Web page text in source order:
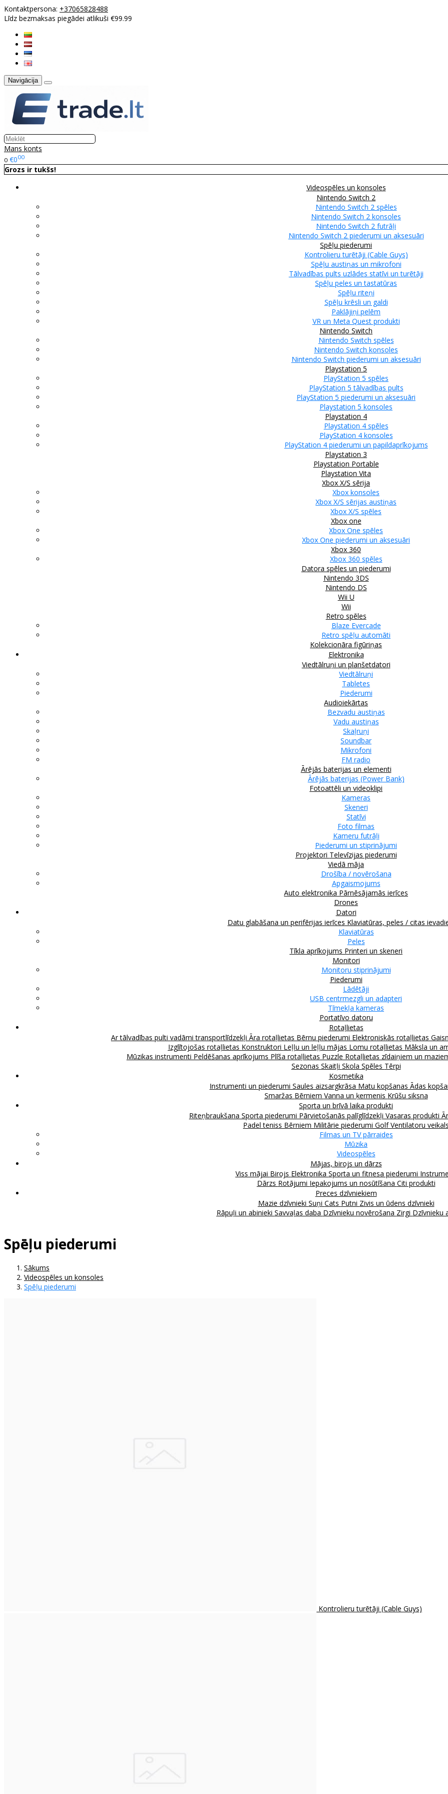
Kontaktpersona: +37065828488
Līdz bezmaksas piegādei atlikuši €99.99
Navigācija
Mans konts
0 €000
Grozs ir tukšs!
Videospēles un konsoles
Nintendo Switch 2
Nintendo Switch 2 spēles
Nintendo Switch 2 konsoles
Nintendo Switch 2 futrāļi
Nintendo Switch 2 piederumi un aksesuāri
Spēļu piederumi
Kontrolieru turētāji (Cable Guys)
Spēļu austiņas un mikrofoni
Tālvadības pults uzlādes statīvi un turētāji
Spēļu peles un tastatūras
Spēļu riteņi
Spēļu krēsli un galdi
Paklājiņi pelēm
VR un Meta Quest produkti
Nintendo Switch
Nintendo Switch spēles
Nintendo Switch konsoles
Nintendo Switch piederumi un aksesuāri
Playstation 5
PlayStation 5 spēles
PlayStation 5 tālvadības pults
PlayStation 5 piederumi un aksesuāri
Playstation 5 konsoles
Playstation 4
Playstation 4 spēles
PlayStation 4 konsoles
PlayStation 4 piederumi un papildaprīkojums
Playstation 3
Playstation Portable
Playstation Vita
Xbox X/S sērija
Xbox konsoles
Xbox X/S sērijas austiņas
Xbox X/S spēles
Xbox one
Xbox One spēles
Xbox One piederumi un aksesuāri
Xbox 360
Xbox 360 spēles
Datora spēles un piederumi
Nintendo 3DS
Nintendo DS
Wii U
Wii
Retro spēles
Blaze Evercade
Retro spēļu automāti
Kolekcionāra figūriņas
Elektronika
Viedtālruņi un planšetdatori
Viedtālruņi
Tabletes
Piederumi
Audioiekārtas
Bezvadu austiņas
Vadu austiņas
Skaļruņi
Soundbar
Mikrofoni
FM radio
Ārējās baterijas un elementi
Ārējās baterijas (Power Bank)
Fotoattēli un videoklipi
Kameras
Skeneri
Statīvi
Foto filmas
Kameru futrāļi
Piederumi un stiprinājumi
Projektori Televīzijas piederumi
Viedā māja
Drošība / novērošana
Apgaismojums
Auto elektronika Pārnēsājamās ierīces
Drones
Datori
Datu glabāšana un perifērijas ierīces Klaviatūras, peles / citas
Klaviatūras
Peles
Tīkla aprīkojums Printeri un skeneri
Monitori
Monitoru stiprinājumi
Piederumi
Lādētāji
USB centrmezgli un adapteri
Tīmekļa kameras
Portatīvo datoru
Rotaļlietas
Ar tālvadības pulti vadāmi transportlīdzekļi Āra rotaļlietas Bērnu piederumi Elektroniskās rotaļlietas
Izglītojošas rotaļlietas Konstruktori Leļļu un leļļu mājas Lomu rotaļlietas Māksla un
Mūzikas instrumenti Peldēšanas aprīkojums Plīša rotaļlietas Puzzle Rotaļlietas zīdaiņiem un
Sezonas Skaitļi Skola Spēles Tērpi
Kosmetika
Instrumenti un piederumi Saules aizsargkrāsa Matu kopšanas Ādas
Smaržas Bērniem Vanna un ķermenis Krūšu siksna
Sporta un brīvā laika produkti
Riteņbraukšana Sporta piederumi Pārvietošanās palīglīdzekļi Vasaras produkti
Padel teniss Bērniem Militārie piederumi GolfVentilatoru veikals
Filmas un TV pārraides
Mūzika
Videospēles
Mājas, birojs un dārzs
Viss mājai Birojs Elektronika Sporta un fitnesa piederumi
Dārzs Rotājumi Iepakojums un nosūtīšana Citi produkti
Preces dzīvniekiem
Mazie dzīvnieki Suņi Cats Putni Zivis un ūdens dzīvnieki
Rāpuļi un abinieki Savvaļas daba Dzīvnieku novērošana Zirgi Dzīvnieku
Spēļu piederumi
Sākums
Videospēles un konsoles
Spēļu piederumi
Kontrolieru turētāji (Cable Guys)